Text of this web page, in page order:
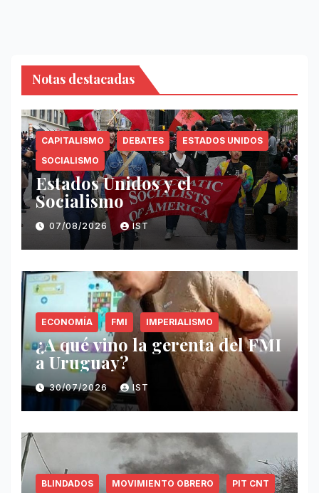
Notas destacadas
CAPITALISMO DEBATES
ESTADOS UNIDOS
SOCIALISMO
Estados Unidos y el
Socialismo
07/08/2026 IST
ECONOMÍA FMI IMPERIALISMO
¿A qué vino la gerenta del FMI
a Uruguay?
30/07/2026 IST
BLINDADOS MOVIMIENTO OBRERO PIT CNT